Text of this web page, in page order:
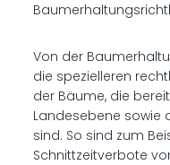
Von der
die spezielleren
der Bäume, die
Landesebene sowie
sind. So sind zum
Schnittzeitverbote